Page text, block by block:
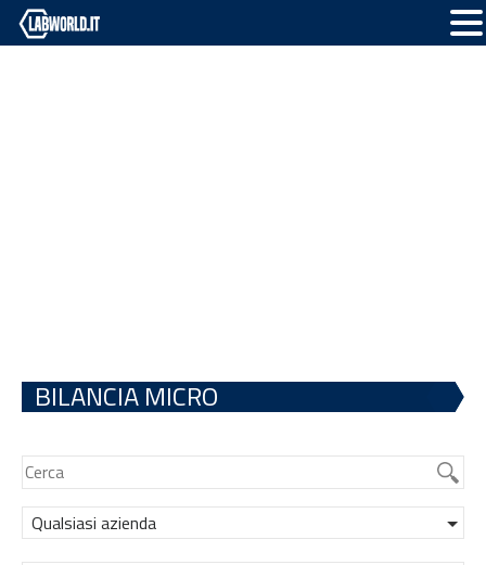
BILANCIA MICRO
Qualsiasi azienda